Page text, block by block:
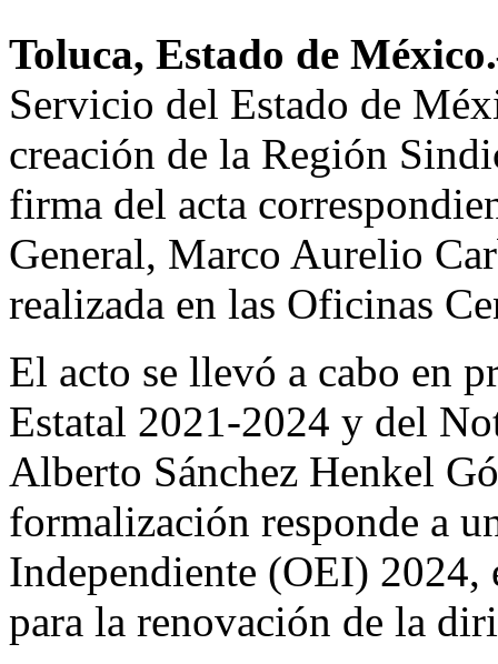
Toluca, Estado de
Servicio del Estado de
creación de la Región
firma del acta
General, Marco Aurelio
realizada en las Oficinas
El acto se llevó a cabo en
Estatal 2021-2024 y del
Alberto Sánchez Henkel
formalización responde a
Independiente (OEI) 2024,
para la renovación de la